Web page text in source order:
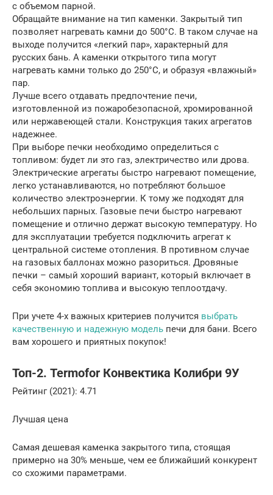
с объемом парной.
Обращайте внимание на тип каменки. Закрытый тип
позволяет нагревать камни до 500°C. В таком случае на
выходе получится «легкий пар», характерный для
русских бань. А каменки открытого типа могут
нагревать камни только до 250°C, и образуя «влажный»
пар.
Лучше всего отдавать предпочтение печи,
изготовленной из пожаробезопасной, хромированной
или нержавеющей стали. Конструкция таких агрегатов
надежнее.
При выборе печки необходимо определиться с
топливом: будет ли это газ, электричество или дрова.
Электрические агрегаты быстро нагревают помещение,
легко устанавливаются, но потребляют большое
количество электроэнергии. К тому же подходят для
небольших парных. Газовые печи быстро нагревают
помещение и отлично держат высокую температуру. Но
для эксплуатации требуется подключить агрегат к
центральной системе отопления. В противном случае
на газовых баллонах можно разориться. Дровяные
печки – самый хороший вариант, который включает в
себя экономию топлива и высокую теплоотдачу.
При учете 4-х важных критериев получится выбрать
качественную и надежную модель печи для бани. Всего
вам хорошего и приятных покупок!
Топ-2. Termofor Конвектика Колибри 9У
Рейтинг (2021): 4.71
Лучшая цена
Самая дешевая каменка закрытого типа, стоящая
примерно на 30% меньше, чем ее ближайший конкурент
со схожими параметрами.